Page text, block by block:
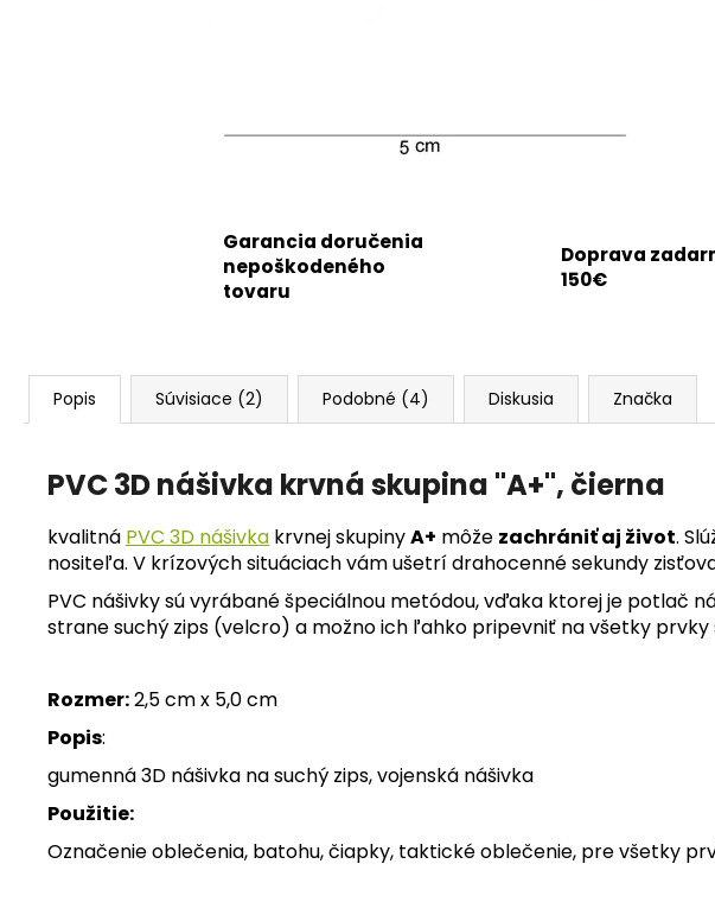
Garancia doručenia
nepoškodeného
tovaru
Doprava
150€
Popis Súvisiace (2) Podobné (4) Diskusia Značka
PVC 3D nášivka krvná skupina "A+", čierna
kvalitná PVC 3D nášivka krvnej skupinyA+ môže zachrániť aj život.
nositeľa. V krízových situáciach vám ušetrí drahocenné sekundy
PVC nášivky sú vyrábané špeciálnou metódou, vďaka ktorej je potlač
strane suchý zips (velcro) a možno ich ľahko pripevniť na všetky prvky
Rozmer:2,5 cm x 5,0 cm
Popis:
gumenná 3D nášivka na suchý zips, vojenská nášivka
Použitie:
Označenie oblečenia, batohu, čiapky, taktické oblečenie, pre všetky